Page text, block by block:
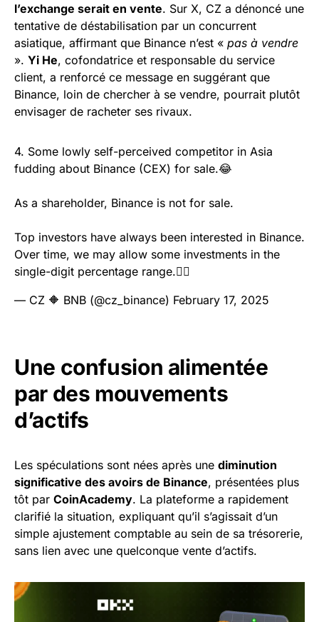
l’exchange serait en vente. Sur X, CZ a dénoncé une
tentative de déstabilisation par un concurrent
asiatique, affirmant que Binance n’est « pas à vendre
». Yi He, cofondatrice et responsable du service
client, a renforcé ce message en suggérant que
Binance, loin de chercher à se vendre, pourrait plutôt
envisager de racheter ses rivaux.
4. Some lowly self-perceived competitor in Asia
fudding about Binance (CEX) for sale.😂
As a shareholder, Binance is not for sale.
Top investors have always been interested in Binance.
Over time, we may allow some investments in the
single-digit percentage range.🤷‍♂️
— CZ 🔶 BNB (@cz_binance) February 17, 2025
Une confusion alimentée
par des mouvements
d’actifs
Les spéculations sont nées après une diminution
significative des avoirs de Binance, présentées plus
tôt par CoinAcademy. La plateforme a rapidement
clarifié la situation, expliquant qu’il s’agissait d’un
simple ajustement comptable au sein de sa trésorerie,
sans lien avec une quelconque vente d’actifs.